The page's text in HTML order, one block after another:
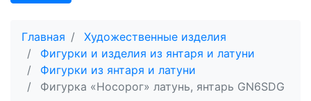
Главная
Художественные изделия
Фигурки и изделия из янтаря и латуни
Фигурки из янтаря и латуни
Фигурка «Носорог» латунь, янтарь GN6SDG